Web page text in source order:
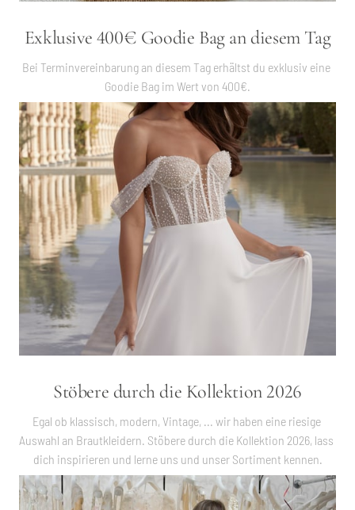
Exklusive 400€ Goodie Bag an diesem Tag
Bei Terminvereinbarung an diesem Tag erhältst du exklusiv eine
Goodie Bag im Wert von 400€.
Stöbere durch die Kollektion 2026
Egal ob klassisch, modern, Vintage, ... wir haben eine riesige
Auswahl an Brautkleidern. Stöbere durch die Kollektion 2026, lass
dich inspirieren und lerne uns und unser Sortiment kennen.